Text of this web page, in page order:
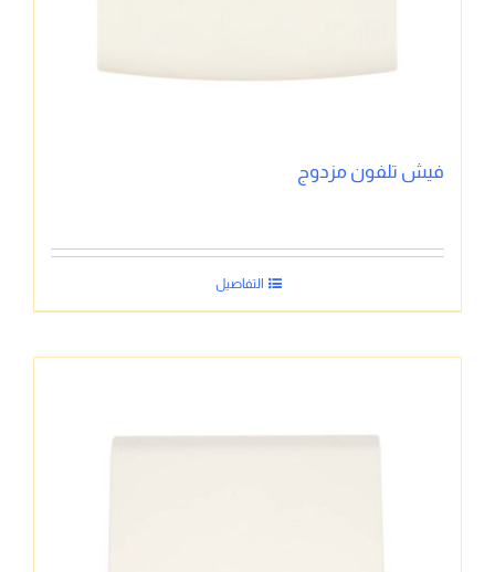
فيش تلفون مزدوج
التفاصيل